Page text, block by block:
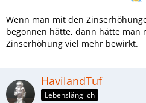
Wenn man mit den
begonnen hätte, dann hätte man
Zinserhöhung viel mehr bewirkt.
HavilandTuf
Lebenslänglich